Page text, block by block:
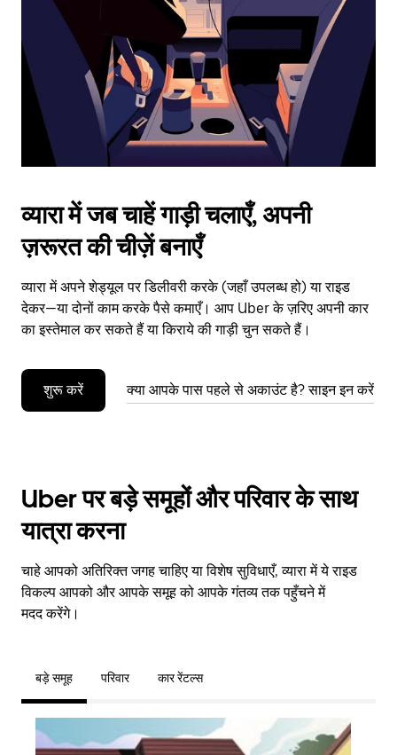
the
calendar.
व्यारा में जब चाहें गाड़ी चलाएँ, अपनी
ज़रूरत की चीज़ें बनाएँ
व्यारा में अपने शेड्यूल पर डिलीवरी करके (जहाँ उपलब्ध हो) या राइड
देकर—या दोनों काम करके पैसे कमाएँ। आप Uber के ज़रिए अपनी कार
का इस्तेमाल कर सकते हैं या किराये की गाड़ी चुन सकते हैं।
शुरू करें क्या आपके पास पहले से अकाउंट है? साइन इन करें
Uber पर बड़े समूहों और परिवार के साथ
यात्रा करना
चाहे आपको अतिरिक्त जगह चाहिए या विशेष सुविधाएँ, व्यारा में ये राइड
विकल्प आपको और आपके समूह को आपके गंतव्य तक पहुँचने में
मदद करेंगे।
बड़े समूह परिवार कार रेंटल्स